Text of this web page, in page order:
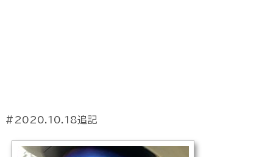
#2020.10.18追記